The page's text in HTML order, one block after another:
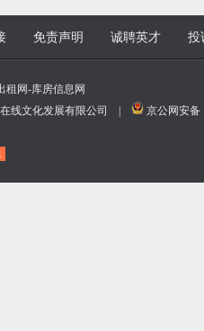
免责声明 诚聘英才 投
租网-库房信息网
线文化发展有限公司 |
京公网安备